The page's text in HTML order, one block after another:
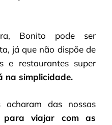
Bonito pode ser
já que não dispõe de
e restaurantes super
na simplicidade.
das nossas
para viajar com as